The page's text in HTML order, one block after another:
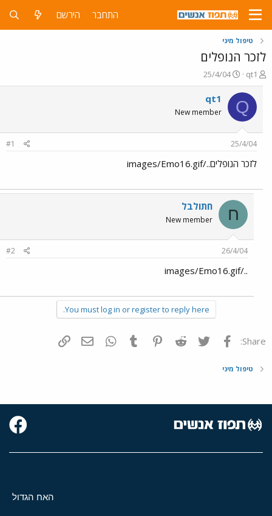
התחבר הירשם
טיפול מיני
לזכר הנופלים
פ
ו
ת
ח
ה
ש
א
qt1
פ
ו
ר
ס
ם
א
ר
25/4/04
Q
qt1
New member
25/4/04
#1
לזכר הנופלים../images/Emo16.gif
ח חתולבל
New member
26/4/04
#2
../images/Emo16.gif
You must log in or register to reply here.
Share: פייסבוק Twitter
Reddit
Pinterest
Tumblr
WhatsAppדואר אלקטרוני
טיפול מיני
האח הגדול